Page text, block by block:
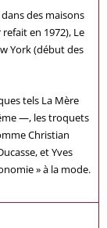
des maisons
en 1972), Le
York (début des
tels La Mère
—, les troquets
Christian
et Yves
» à la mode.